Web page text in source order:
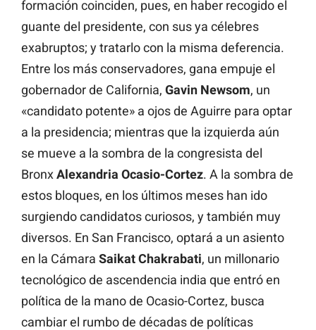
formación coinciden, pues, en haber recogido el
guante del presidente, con sus ya célebres
exabruptos; y tratarlo con la misma deferencia.
Entre los más conservadores, gana empuje el
gobernador de California, Gavin Newsom, un
«candidato potente» a ojos de Aguirre para optar
a la presidencia; mientras que la izquierda aún
se mueve a la sombra de la congresista del
BronxAlexandria Ocasio-Cortez. A la sombra de
estos bloques, en los últimos meses han ido
surgiendo candidatos curiosos, y también muy
diversos. En San Francisco, optará a un asiento
en la Cámara SaikatChakrabati, un millonario
tecnológico de ascendencia india que entró en
política de la mano de Ocasio-Cortez, busca
cambiar el rumbo de décadas de políticas